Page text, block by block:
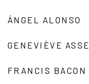
ÁNGEL ALONSO
GENEVIÈVE ASSE
FRANCIS BACON